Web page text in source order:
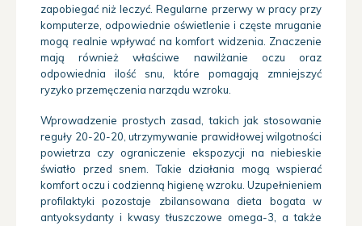
zapobiegać niż leczyć. Regularne przerwy w pracy przy
komputerze, odpowiednie oświetlenie i częste mruganie
mogą realnie wpływać na komfort widzenia. Znaczenie
mają również właściwe nawilżanie oczu oraz
odpowiednia ilość snu, które pomagają zmniejszyć
ryzyko przemęczenia narządu wzroku.
Wprowadzenie prostych zasad, takich jak stosowanie
reguły 20-20-20, utrzymywanie prawidłowej wilgotności
powietrza czy ograniczenie ekspozycji na niebieskie
światło przed snem. Takie działania mogą wspierać
komfort oczu i codzienną higienę wzroku. Uzupełnieniem
profilaktyki pozostaje zbilansowana dieta bogata w
antyoksydanty i kwasy tłuszczowe omega-3, a także